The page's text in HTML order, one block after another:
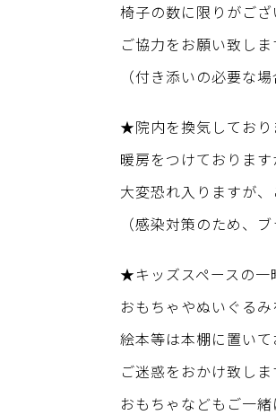
椅子の数に限りがご
ご協力をお願い致しま
（付き添いの必要な
★院内を換気しており
暖房をつけております
大変恐れ入りますが
（感染対策のため、
★キッズスペースの一
おもちゃやぬいぐるみ
絵本等は本棚に置いて
ご迷惑をおかけ致し
おもちゃなどもご一緒